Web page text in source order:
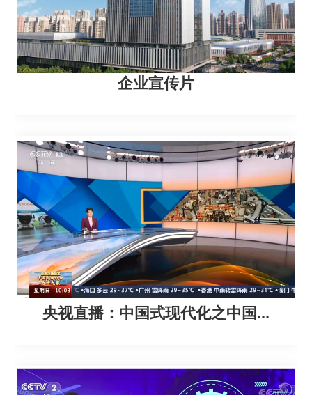
企业宣传片
央视直播：中国式现代化之中国...